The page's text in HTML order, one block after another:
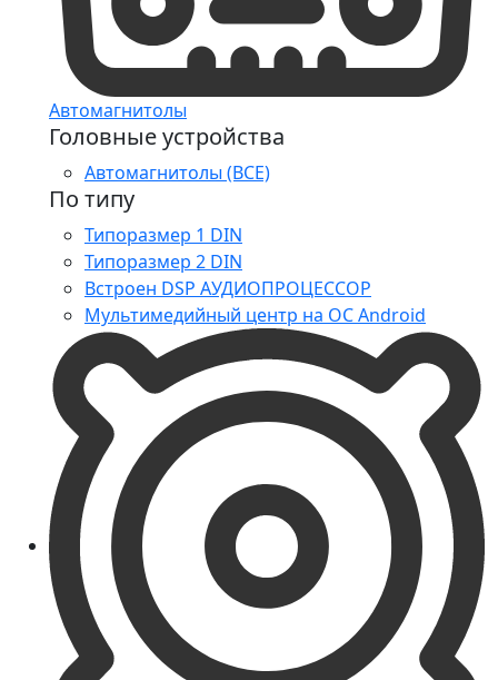
Автомагнитолы
Головные устройства
Автомагнитолы (ВСЕ)
По типу
Типоразмер 1 DIN
Типоразмер 2 DIN
Встроен DSP АУДИОПРОЦЕССОР
Мультимедийный центр на ОС Android